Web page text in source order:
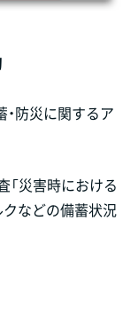
・防災に関するア
災害時における
などの備蓄状況